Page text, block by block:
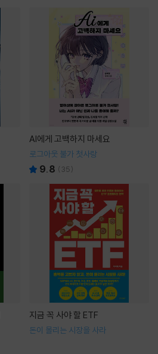
AI에게 고백하지 마세요
로그아웃 불가 첫사랑
9.8 ( 35)
지금 꼭 사야 할 ETF
돈이 몰리는 시장을 사라